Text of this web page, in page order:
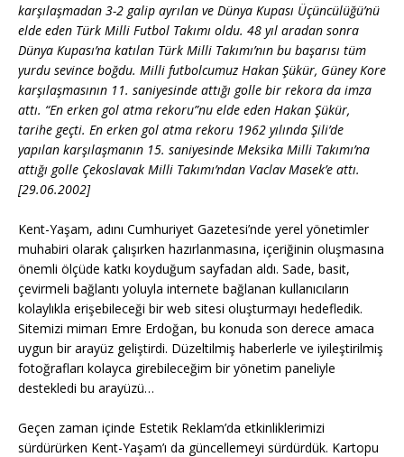
karşılaşmadan 3-2 galip ayrılan ve Dünya Kupası Üçüncülüğü’nü
elde eden Türk Milli Futbol Takımı oldu. 48 yıl aradan sonra
Dünya Kupası’na katılan Türk Milli Takımı’nın bu başarısı tüm
yurdu sevince boğdu. Milli futbolcumuz Hakan Şükür, Güney Kore
karşılaşmasının 11. saniyesinde attığı golle bir rekora da imza
attı. “En erken gol atma rekoru”nu elde eden Hakan Şükür,
tarihe geçti. En erken gol atma rekoru 1962 yılında Şili’de
yapılan karşılaşmanın 15. saniyesinde Meksika Milli Takımı’na
attığı golle Çekoslavak Milli Takımı’ndan Vaclav Masek’e attı.
[29.06.2002]
Kent-Yaşam, adını Cumhuriyet Gazetesi’nde yerel yönetimler
muhabiri olarak çalışırken hazırlanmasına, içeriğinin oluşmasına
önemli ölçüde katkı koyduğum sayfadan aldı. Sade, basit,
çevirmeli bağlantı yoluyla internete bağlanan kullanıcıların
kolaylıkla erişebileceği bir web sitesi oluşturmayı hedefledik.
Sitemizi mimarı Emre Erdoğan, bu konuda son derece amaca
uygun bir arayüz geliştirdi. Düzeltilmiş haberlerle ve iyileştirilmiş
fotoğrafları kolayca girebileceğim bir yönetim paneliyle
destekledi bu arayüzü…
Geçen zaman içinde Estetik Reklam’da etkinliklerimizi
sürdürürken Kent-Yaşam’ı da güncellemeyi sürdürdük. Kartopu